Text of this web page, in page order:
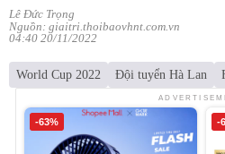
Lê Đức Trọng
Nguồn: giaitri.thoibaovhnt.com.vn
04:40 20/11/2022
World Cup 2022 Đội tuyển Hà Lan
-63% -